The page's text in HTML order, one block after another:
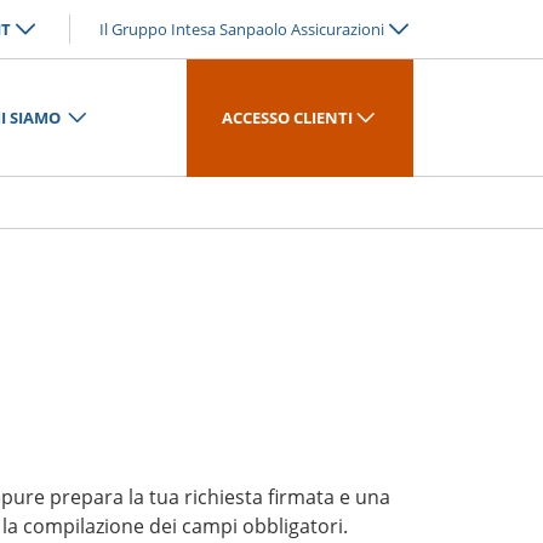
Il Gruppo Intesa Sanpaolo Assicurazioni
SIAMO ACCESSO CLIENTI
prepara la tua richiesta firmata e una
compilazione dei campi obbligatori.